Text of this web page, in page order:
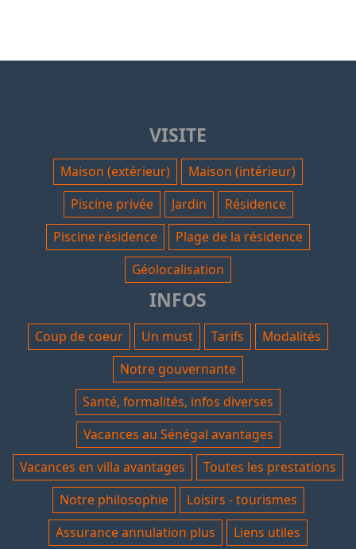
VISITE
Maison (extérieur)
Maison (intérieur)
Piscine privée
Jardin
Résidence
Piscine résidence
Plage de la résidence
Géolocalisation
INFOS
Coup de coeur Un must Tarifs
Modalités
Notre gouvernante
Santé, formalités, infos diverses
Vacances au Sénégal avantages
Vacances en villa avantages
Toutes les prestations
Notre philosophie
Loisirs - tourismes
Assurance annulation plus
Liens utiles